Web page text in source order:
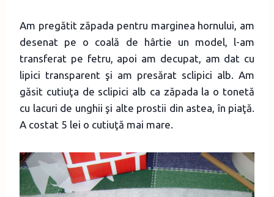
Am pregătit zăpada pentru marginea hornului, am
desenat pe o coală de hârtie un model, l-am
transferat pe fetru, apoi am decupat, am dat cu
lipici transparent şi am presărat sclipici alb. Am
găsit cutiuţa de sclipici alb ca zăpada la o tonetă
cu lacuri de unghii şi alte prostii din astea, în piaţă.
A costat 5 lei o cutiuţă mai mare.